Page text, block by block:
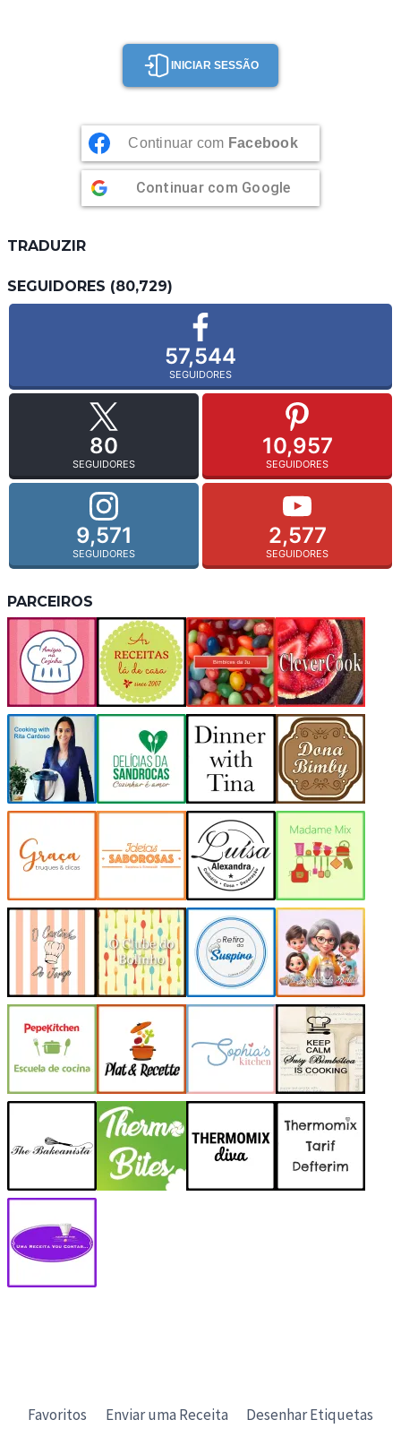
INICIAR SESSÃO
Continuar com Facebook
Continuar com Google
TRADUZIR
SEGUIDORES (80,729)
57,544
SEGUIDORES
80
SEGUIDORES
10,957
SEGUIDORES
9,571
SEGUIDORES
2,577
SEGUIDORES
PARCEIROS
Favoritos Enviar uma Receita Desenhar Etiquetas